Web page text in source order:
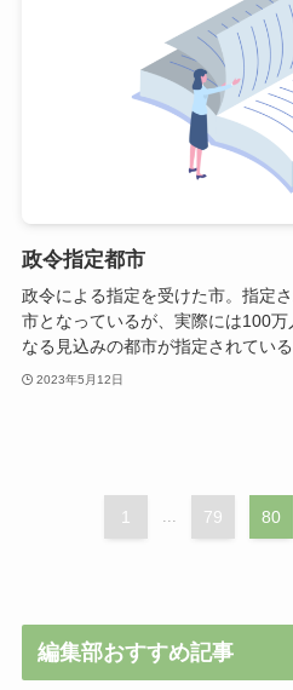
政令指定都市
政令による指定を受けた市。指定
市となっているが、実際には100
なる見込みの都市が指定されている
2023年5月12日
1 ... 79 80
編集部おすすめ記事